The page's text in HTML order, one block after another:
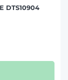
DTS10904